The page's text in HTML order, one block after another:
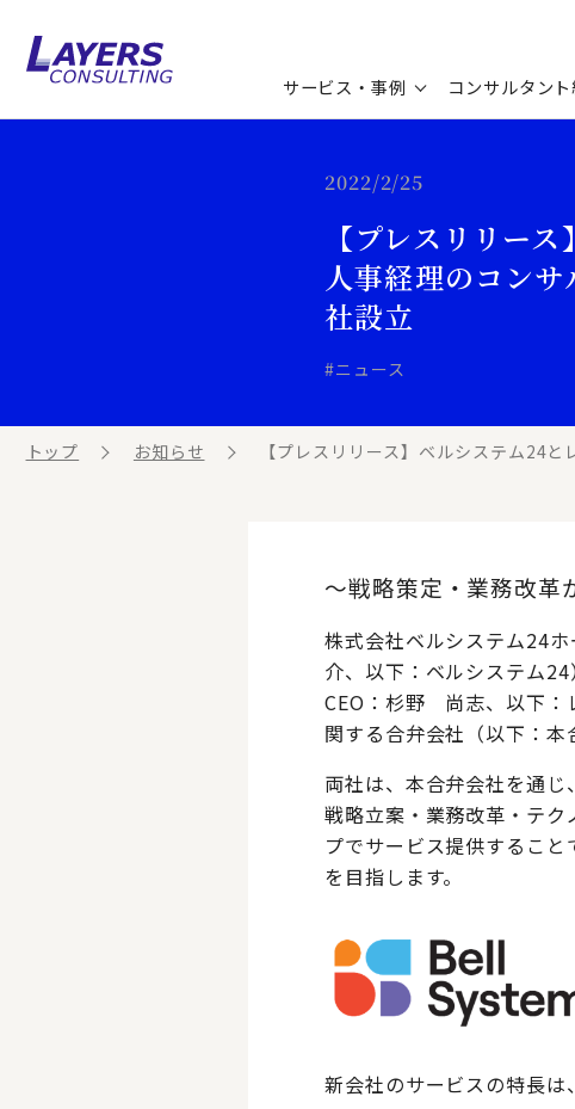
サービス・事例 コンサルタン
コンサルティングサービス
コンサルティング事例
お客様の声
セミナー情報
最新ソリューション
ビジネス用語集
ビジネステーマ解説集
動画ライブラリ
連載／寄稿／書籍
2022/2/25
【プレスリリー
人事経理のコン
社設立
#ニュース
トップ お知らせ 【プレスリリース】ベルシステム24
～戦略策定・業務改革
株式会社ベルシステム24
介、以下：ベルシステム
CEO：杉野 尚志、以下：
関する合弁会社（以下：本
両社は、本合弁会社を通
戦略立案・業務改革・テ
プでサービス提供するこ
を目指します。
新会社のサービスの特長は